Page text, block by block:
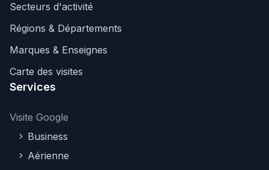
Secteurs d'activité
Régions & Départements
Marques & Enseignes
Carte des visites
Services
Visite Google
Business
Aérienne